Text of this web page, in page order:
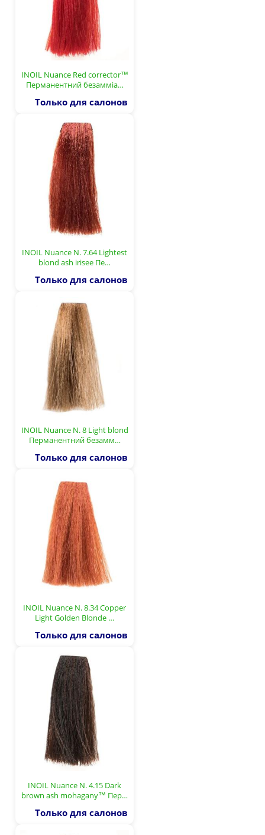
INOIL Nuance Red corrector™
Перманентний безамміа…
Только для салонов
INOIL Nuance N. 7.64 Lightest
blond ash irisee Пе…
Только для салонов
INOIL Nuance N. 8 Light blond
Перманентний безамм…
Только для салонов
INOIL Nuance N. 8.34 Copper
Light Golden Blonde …
Только для салонов
INOIL Nuance N. 4.15 Dark
brown ash mohagany™ Пер…
Только для салонов